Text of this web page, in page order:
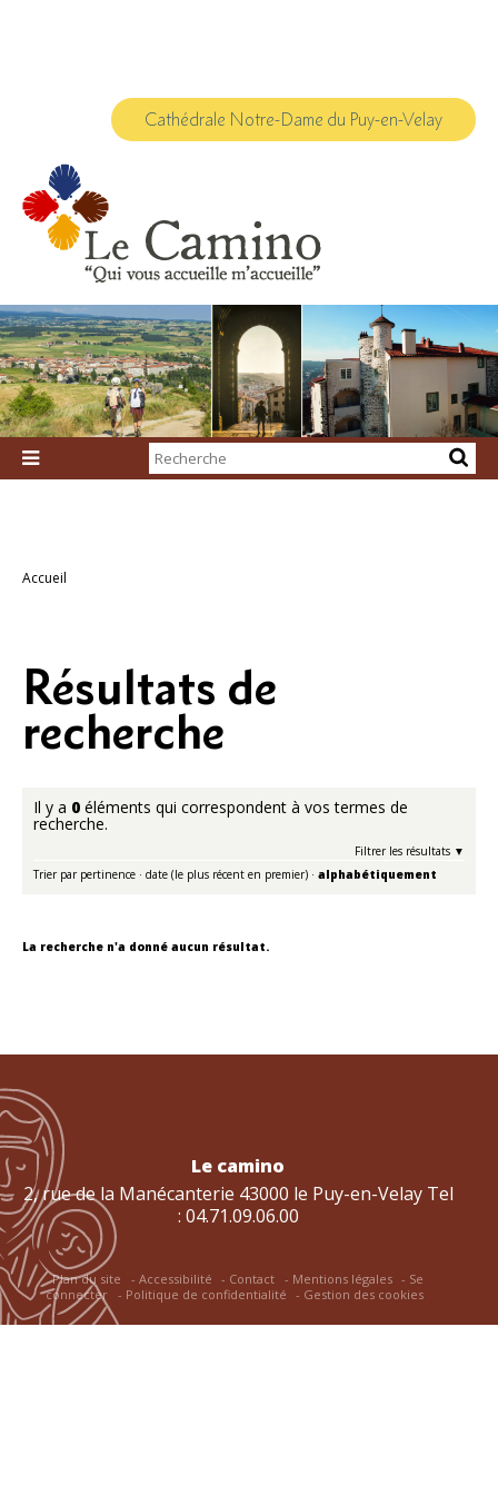
Cathédrale Notre-Dame du Puy-en-Velay

Chercher par
Recherche
Accueil
Résultats de
recherche
Il y a 0 éléments qui correspondent à vos termes de
recherche.
Filtrer les résultats
Trier par pertinence · date (le plus récent en premier) · alphabétiquement
La recherche n'a donné aucun résultat.
Le camino
2, rue de la Manécanterie 43000 le Puy-en-Velay Tel
: 04.71.09.06.00
Plan du site Accessibilité Contact Mentions légales
Se
connecter
Politique de confidentialité Gestion des cookies